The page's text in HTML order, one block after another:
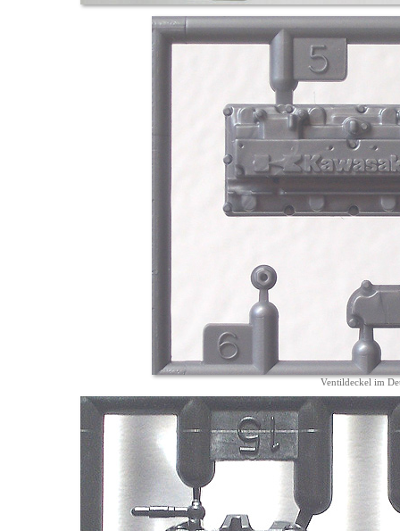
Ventildeckel im